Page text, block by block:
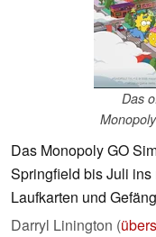
Das
Das Monopoly GO
Springfield bis Juli
Laufkarten und
Darryl Linington (